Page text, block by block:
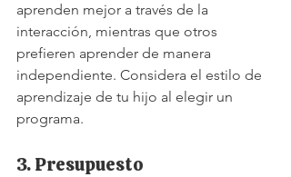
aprenden mejor a través de la
interacción, mientras que otros
prefieren aprender de manera
independiente. Considera el estilo de
aprendizaje de tu hijo al elegir un
programa.
3. Presupuesto